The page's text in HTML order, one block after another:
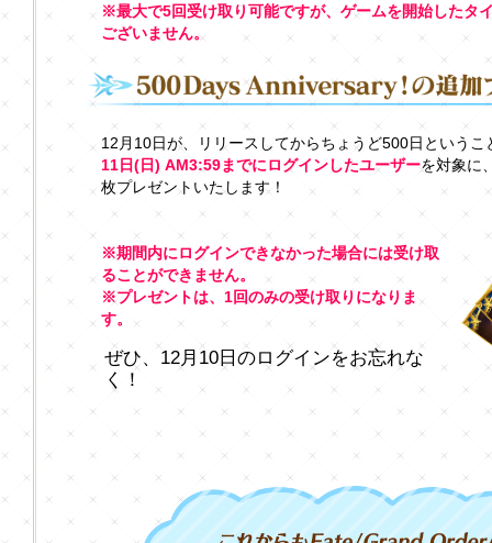
※最大で5回受け取り可能ですが、ゲームを開始したタ
ございません。
12月10日が、リリースしてからちょうど500日というこ
11日(日) AM3:59までにログインしたユーザーを対象に
枚プレゼントいたします！
※期間内にログインできなかった場合には受け取
ることができません。
※プレゼントは、1回のみの受け取りになりま
す。
ぜひ、12月10日のログインをお忘れな
く！